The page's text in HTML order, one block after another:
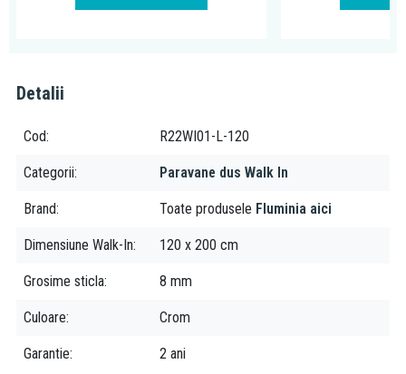
Detalii
Cod R22WI01-L-120
Categorii Paravane dus Walk In
Brand Toate produsele Fluminia aici
Dimensiune Walk-In 120 x 200 cm
Grosime sticla 8 mm
Culoare Crom
Garantie 2 ani